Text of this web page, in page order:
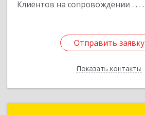
Клиентов на сопровождении
Отправить заявку
Показать контакты
Отправить заявку
Назад